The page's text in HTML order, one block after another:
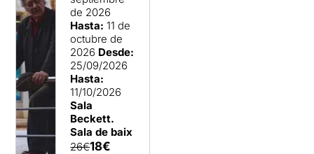
de 2026
Hasta: 11 de
octubre de
2026 Desde:
25/09/2026
Hasta:
11/10/2026
Sala
Beckett.
Sala de baix
26€18€